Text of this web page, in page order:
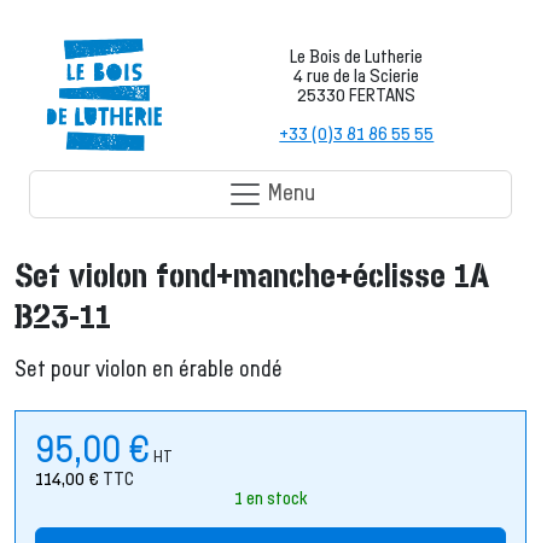
Le Bois de Lutherie
4 rue de la Scierie
25330 FERTANS
+33 (0)3 81 86 55 55
Menu
Set violon fond+manche+éclisse 1A
B23-11
Set pour violon en érable ondé
95,00 € HT
114,00 € TTC
1 en stock